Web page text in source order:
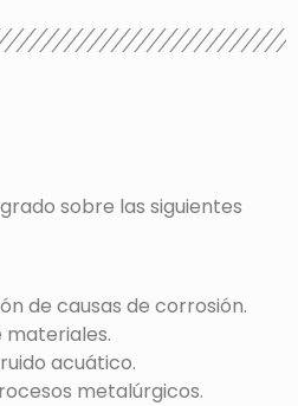
sobre las siguientes
de causas de corrosión.
materiales.
acuático.
metalúrgicos.